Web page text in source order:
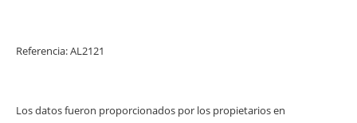
Referencia: AL2121
Los datos fueron proporcionados por los propietarios en